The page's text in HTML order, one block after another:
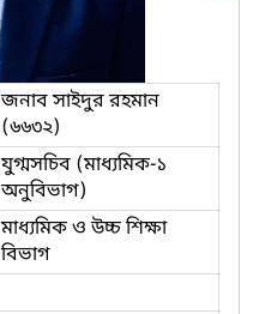
জনাব সাইদুর রহমান
(৬৬৩২)
যুগ্মসচিব (মাধ্যমিক-১
অনুবিভাগ)
মাধ্যমিক ও উচ্চ শিক্ষা
বিভাগ